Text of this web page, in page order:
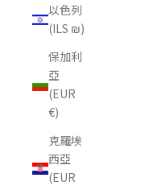
以色列
(ILS ₪)
保加利
亞
(EUR
€)
克羅埃
西亞
(EUR